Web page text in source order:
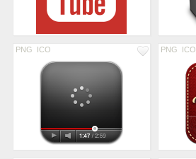
PNG ICO PNG ICO